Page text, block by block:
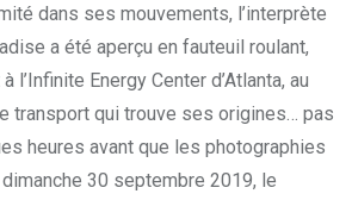
dans ses mouvements, l’interprète
a été aperçu en fauteuil roulant,
l’Infinite Energy Center d’Atlanta, au
transport qui trouve ses origines… pas
heures avant que les photographies
30 septembre 2019, le